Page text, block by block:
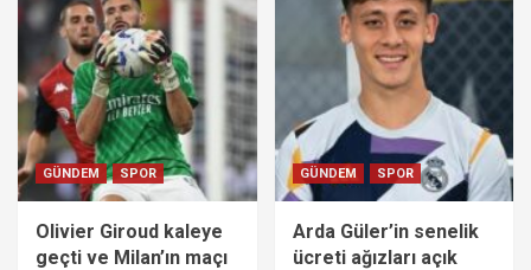
GÜNDEM SPOR
Olivier Giroud kaleye
geçti ve Milan’ın maçı
GÜNDEM SPOR
Arda Güler’in senelik
ücreti ağızları açık